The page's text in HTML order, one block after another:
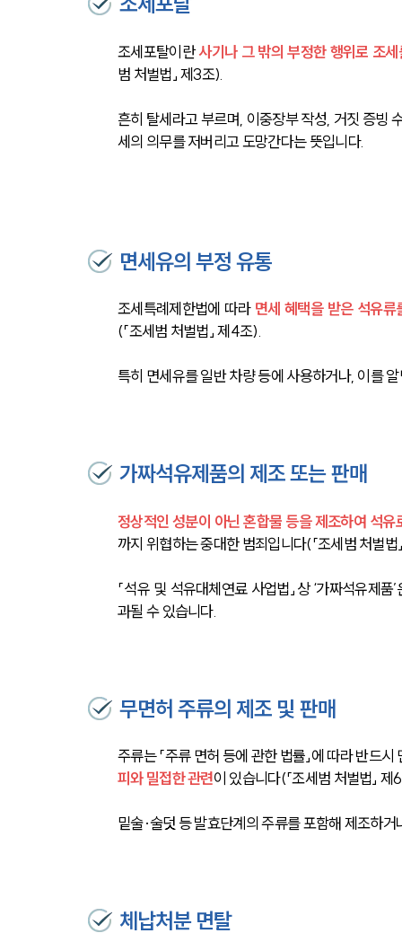
조세포탈이란 사기나 그 밖의 부정한 행위로 조
범 처벌법」 제3조).
흔히 탈세라고 부르며, 이중장부 작성, 거짓 증빙
세의 의무를 저버리고 도망간다는 뜻입니다.
면세유의 부정 유통
조세특례제한법에 따라 면세 혜택을 받은 석유류
(「조세범 처벌법」 제4조).
특히 면세유를 일반 차량 등에 사용하거나, 이를
가짜석유제품의 제조 또는 판매
정상적인 성분이 아닌 혼합물 등을 제조하여 석유
까지 위협하는 중대한 범죄입니다(「조세범 처벌법
「석유 및 석유대체연료 사업법」상 ‘가짜석유제
과될 수 있습니다.
무면허 주류의 제조 및 판매
주류는 「주류 면허 등에 관한 법률」에 따라 반드
피와 밀접한 관련이 있습니다(「조세범 처벌법」 제
밑술·술덧 등 발효단계의 주류를 포함해 제조하
체납처분 면탈